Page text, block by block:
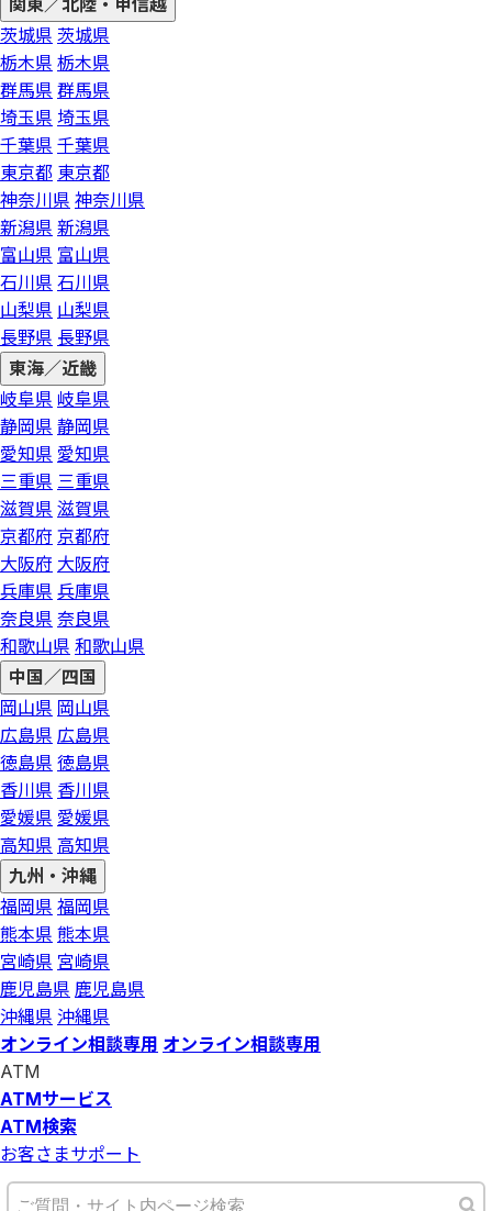
関東／北陸・甲信越
茨城県 茨城県
栃木県 栃木県
群馬県 群馬県
埼玉県 埼玉県
千葉県 千葉県
東京都 東京都
神奈川県 神奈川県
新潟県 新潟県
富山県 富山県
石川県 石川県
山梨県 山梨県
長野県 長野県
東海／近畿
岐阜県 岐阜県
静岡県 静岡県
愛知県 愛知県
三重県 三重県
滋賀県 滋賀県
京都府 京都府
大阪府 大阪府
兵庫県 兵庫県
奈良県 奈良県
和歌山県 和歌山県
中国／四国
岡山県 岡山県
広島県 広島県
徳島県 徳島県
香川県 香川県
愛媛県 愛媛県
高知県 高知県
九州・沖縄
福岡県 福岡県
熊本県 熊本県
宮崎県 宮崎県
鹿児島県 鹿児島県
沖縄県 沖縄県
オンライン相談専用 オンライン相談専用
ATM
ATMサービス
ATM検索
お客さまサポート